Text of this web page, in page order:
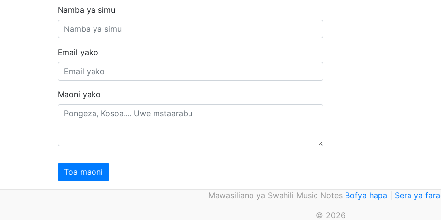
Namba ya simu
Email yako
Maoni yako
Toa maoni
Mawasiliano ya Swahili Music Notes Bofya hapa
Sera ya
© 2026